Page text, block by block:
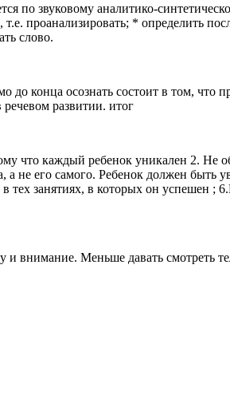
по звуковому аналитико-
проанализировать; * определить
слово.
до конца осознать состоит в том, что
развитии. итог
что каждый ребенок уникален 2. Не
не его самого. Ребенок должен быть
тех занятиях, в которых он успешен ;
и внимание. Меньше давать смотреть